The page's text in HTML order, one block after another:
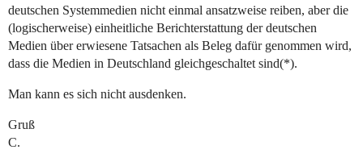
deutschen Systemmedien nicht einmal ansatzweise reiben, aber die
(logischerweise) einheitliche Berichterstattung der deutschen
Medien über erwiesene Tatsachen als Beleg dafür genommen wird,
dass die Medien in Deutschland gleichgeschaltet sind(*).
Man kann es sich nicht ausdenken.
Gruß
C.